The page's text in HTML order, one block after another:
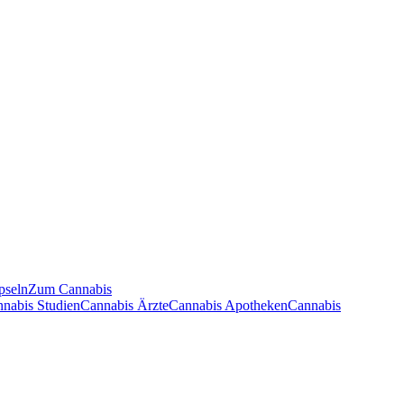
Zum Cannabis
StudienCannabis ÄrzteCannabis ApothekenCannabis